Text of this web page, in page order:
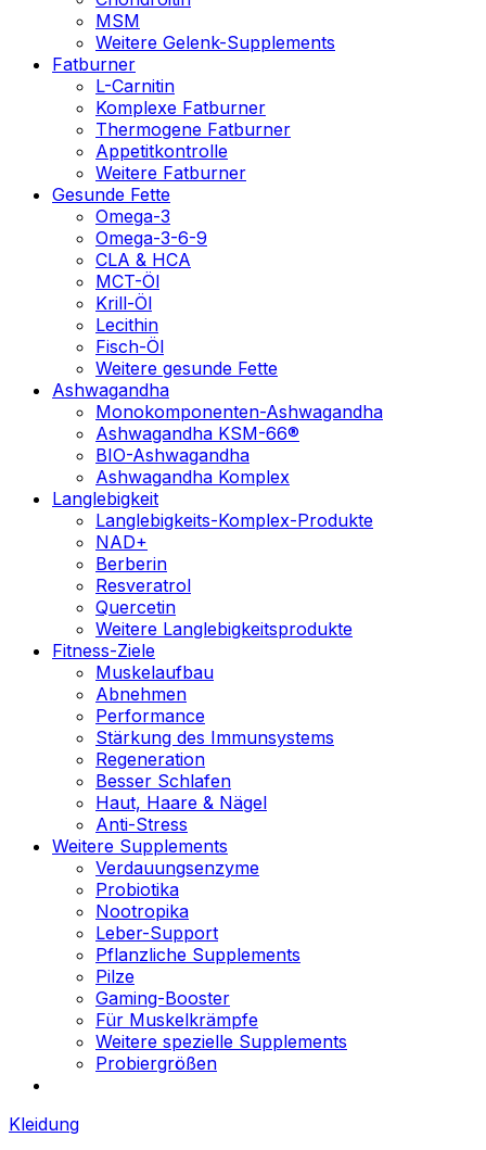
MSM
Weitere Gelenk-Supplements
Fatburner
L-Carnitin
Komplexe Fatburner
Thermogene Fatburner
Appetitkontrolle
Weitere Fatburner
Gesunde Fette
Omega-3
Omega-3-6-9
CLA & HCA
MCT-Öl
Krill-Öl
Lecithin
Fisch-Öl
Weitere gesunde Fette
Ashwagandha
Monokomponenten-Ashwagandha
Ashwagandha KSM-66®
BIO-Ashwagandha
Ashwagandha Komplex
Langlebigkeit
Langlebigkeits-Komplex-Produkte
NAD+
Berberin
Resveratrol
Quercetin
Weitere Langlebigkeitsprodukte
Fitness-Ziele
Muskelaufbau
Abnehmen
Performance
Stärkung des Immunsystems
Regeneration
Besser Schlafen
Haut, Haare & Nägel
Anti-Stress
Weitere Supplements
Verdauungsenzyme
Probiotika
Nootropika
Leber-Support
Pflanzliche Supplements
Pilze
Gaming-Booster
Für Muskelkrämpfe
Weitere spezielle Supplements
Probiergrößen
Kleidung